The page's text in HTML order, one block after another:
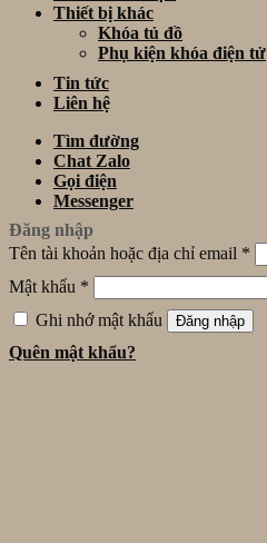
Thiết bị khác
Khóa tủ đồ
Phụ kiện khóa điện tử
Tin tức
Liên hệ
Tìm đường
Chat Zalo
Gọi điện
Messenger
Đăng nhập
Tên tài khoản hoặc địa chỉ email *
Mật khẩu *
Ghi nhớ mật khẩu
Đăng nhập
Quên mật khẩu?